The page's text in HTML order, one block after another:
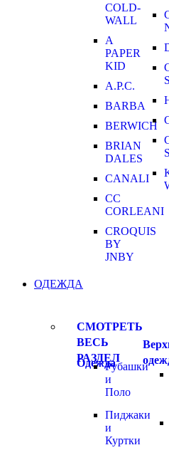
COLD-
WALL
A
PAPER
KID
A.P.C.
BARBA
BERWICH
BRIAN
DALES
CANALI
CC
CORLEANI
CROQUIS
BY
JNBY
ОДЕЖДА
СМОТРЕТЬ
ВЕСЬ
РАЗДЕЛ
ОдеждаРубашки
и
Поло
Пиджаки
и
Куртки